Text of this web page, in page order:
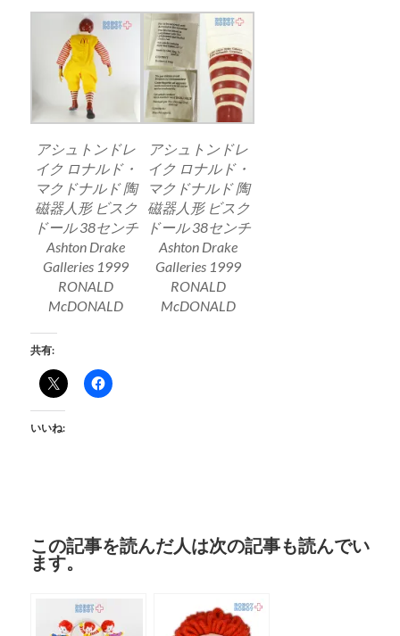
アシュトンドレ
イク ロナルド・
マクドナルド 陶
磁器人形 ビスク
ドール 38センチ
Ashton Drake
Galleries 1999
RONALD
McDONALD
アシュトンドレ
イク ロナルド・
マクドナルド 陶
磁器人形 ビスク
ドール 38センチ
Ashton Drake
Galleries 1999
RONALD
McDONALD
共有:
いいね:
この記事を読んだ人は次の記事も読んでい
ます。